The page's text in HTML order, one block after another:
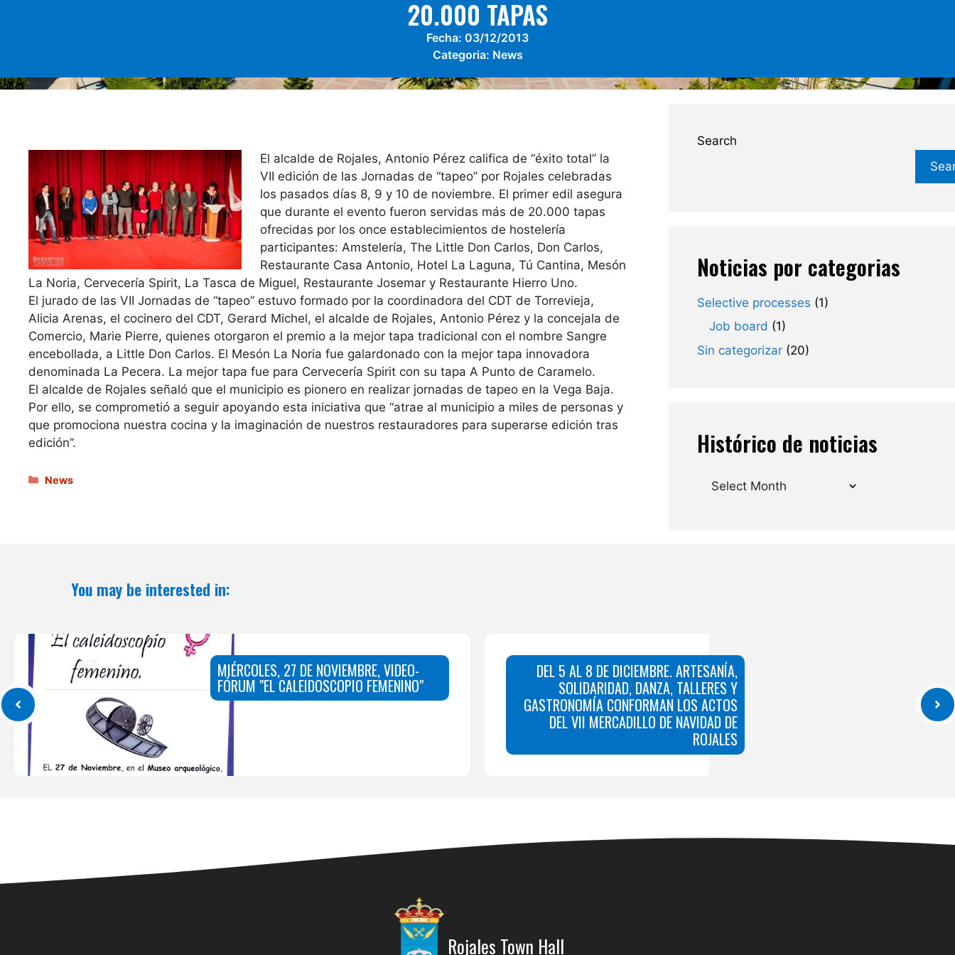
20.000 TAPAS
Fecha: 03/12/2013
Categoria: News
El alcalde de Rojales, Antonio Pérez califica de “éxito total” la
VII edición de las Jornadas de “tapeo” por Rojales celebradas
los pasados días 8, 9 y 10 de noviembre. El primer edil asegura
que durante el evento fueron servidas más de 20.000 tapas
ofrecidas por los once establecimientos de hostelería
participantes: Amstelería, The Little Don Carlos, Don Carlos,
Restaurante Casa Antonio, Hotel La Laguna, Tú Cantina, Mesón
La Noria, Cervecería Spirit, La Tasca de Miguel, Restaurante Josemar y Restaurante Hierro Uno.
El jurado de las VII Jornadas de “tapeo” estuvo formado por la coordinadora del CDT de Torrevieja,
Alicia Arenas, el cocinero del CDT, Gerard Michel, el alcalde de Rojales, Antonio Pérez y la concejala de
Comercio, Marie Pierre, quienes otorgaron el premio a la mejor tapa tradicional con el nombre Sangre
encebollada, a Little Don Carlos. El Mesón La Noria fue galardonado con la mejor tapa innovadora
denominada La Pecera. La mejor tapa fue para Cervecería Spirit con su tapa A Punto de Caramelo.
El alcalde de Rojales señaló que el municipio es pionero en realizar jornadas de tapeo en la Vega Baja.
Por ello, se comprometió a seguir apoyando esta iniciativa que “atrae al municipio a miles de personas y
que promociona nuestra cocina y la imaginación de nuestros restauradores para superarse edición tras
edición”.
Categories
News
Search
Noticias por categorias
Selective processes (1)
Job board (1)
Sin categorizar(20)
Histórico de noticias
Archives
You may be interested in:
MIÉRCOLES, 27 DE NOVIEMBRE, VIDEO-
FÓRUM "EL CALEIDOSCOPIO FEMENINO"
DEL 5 AL 8 DE DICIEMBRE. ARTESANÍA,
SOLIDARIDAD, DANZA, TALLERES Y
GASTRONOMÍA CONFORMAN LOS ACTOS
DEL VII MERCADILLO DE NAVIDAD DE
ROJALES
Rojales Town Hall